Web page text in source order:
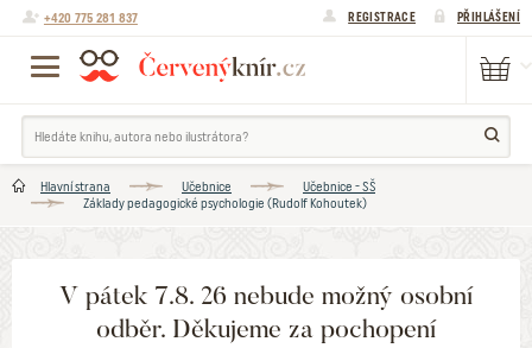
+420 775 281 837 REGISTRACE PŘIHLÁŠENÍ
Hlavní strana Učebnice
Učebnice - SŠ
Základy pedagogické psychologie (Rudolf Kohoutek)
V pátek 7.8. 26 nebude možný osobní
odběr. Děkujeme za pochopení